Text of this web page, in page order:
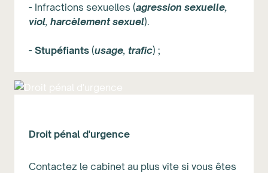
- Infractions sexuelles (agression sexuelle,
viol, harcèlement sexuel).
- Stupéfiants (usage, trafic) ;
Droit pénal d'urgence
Contactez le cabinet au plus vite si vous êtes